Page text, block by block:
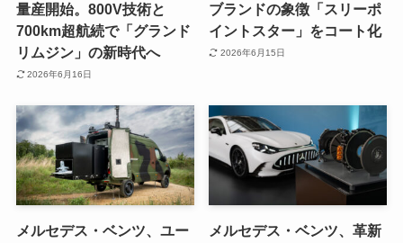
量産開始。800V技術と
700km超航続で「グランド
リムジン」の新時代へ
2026年6月16日
ブランドの象徴「スリーポ
イントスター」をコート化
2026年6月15日
メルセデス・ベンツ、ユー
メルセデス・ベンツ、革新